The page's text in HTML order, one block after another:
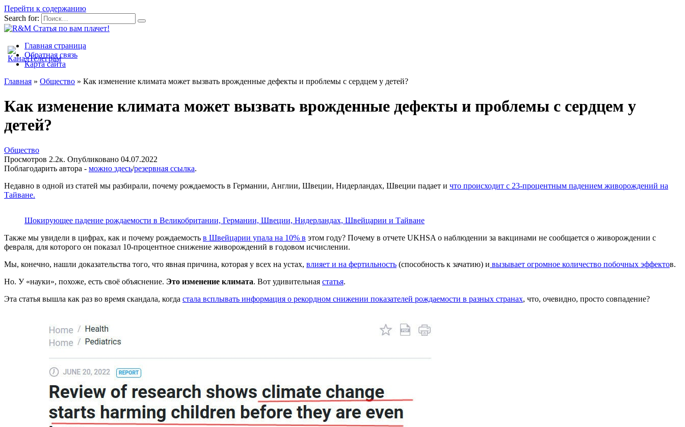
Перейти к содержанию
Search for:
Главная страница
Обратная связь
Карта сайта
Главная » Общество » Как изменение климата может вызвать врожденные дефекты и проблемы с сердцем у детей?
Как изменение климата может вызвать врожденные дефекты и проблемы с сердцем у
детей?
Общество
Просмотров 2.2к. Опубликовано 04.07.2022
Поблагодарить автора - можно здесь/резервная ссылка.
Недавно в одной из статей мы разбирали, почему рождаемость в Германии, Англии, Швеции, Нидерландах, Швеции падает и что происходит с 23-процентным падением живорождений на
Тайване.
Шокирующее падение рождаемости в Великобритании, Германии, Швеции, Нидерландах, Швейцарии и Тайване
Также мы увидели в цифрах, как и почему рождаемость в Швейцарии упала на 10% в этом году? Почему в отчете UKHSA о наблюдении за вакцинами не сообщается о живорождении с
февраля, для которого он показал 10-процентное снижение живорождений в годовом исчислении.
Мы, конечно, нашли доказательства того, что явная причина, которая у всех на устах, влияет и на фертильность (способность к зачатию) и вызывает огромное количество побочных эффектов.
Но. У «науки», похоже, есть своё объяснение. Это изменение климата. Вот удивительная статья.
Эта статья вышла как раз во время скандала, когда стала всплывать информация о рекордном снижении показателей рождаемости в разных странах, что, очевидно, просто совпадение?